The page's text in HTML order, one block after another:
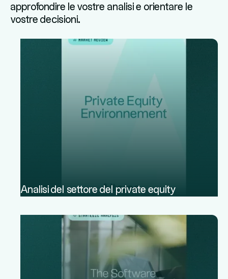
approfondire le vostre analisi e orientare le
vostre decisioni.
Analisi del settore del private equity